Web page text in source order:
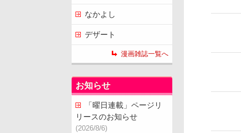
なかよし
デザート
漫画雑誌一覧へ
お知らせ
「曜日連載」ページリ
リースのお知らせ
(2026/8/6)